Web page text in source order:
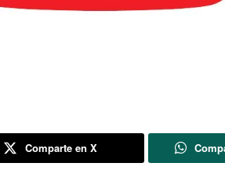
Comparte en X